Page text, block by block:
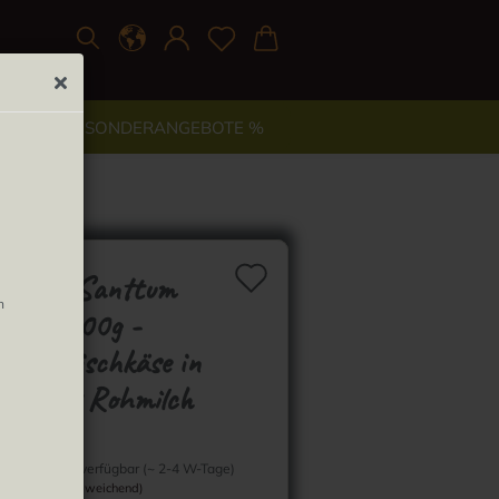
% SONDERANGEBOTE %
Santtum
200g -
Mischkäse in
mit Rohmilch
Wenige verfügbar (~ 2-4 W-Tage)
(Ausland abweichend)